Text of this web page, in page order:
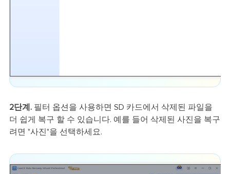
2단계.필터 옵션을 사용하면 SD 카드에서 삭제된 파일을
더 쉽게 복구 할 수 있습니다. 예를 들어 삭제된 사진을 복구
려면 "사진"을 선택하세요.